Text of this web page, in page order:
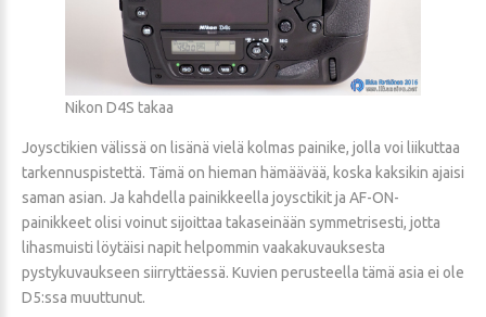
Nikon D4S takaa
Joysctikien välissä on lisänä vielä kolmas painike, jolla voi liikuttaa
tarkennuspistettä. Tämä on hieman hämäävää, koska kaksikin ajaisi
saman asian. Ja kahdella painikkeella joysctikit ja AF-ON-
painikkeet olisi voinut sijoittaa takaseinään symmetrisesti, jotta
lihasmuisti löytäisi napit helpommin vaakakuvauksesta
pystykuvaukseen siirryttäessä. Kuvien perusteella tämä asia ei ole
D5:ssa muuttunut.